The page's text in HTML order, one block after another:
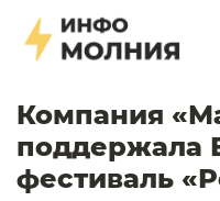
Компания
поддержала
фестиваль